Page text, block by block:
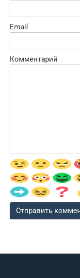
Email
Комментарий